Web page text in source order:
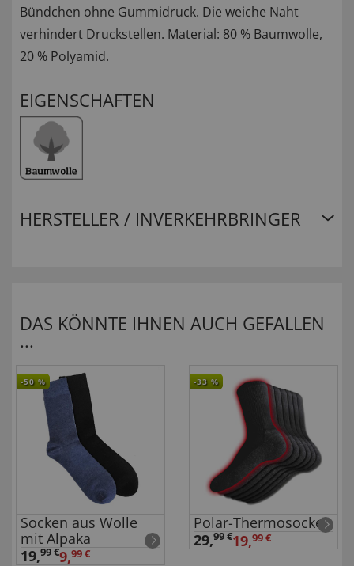
Bündchen ohne Gummidruck. Die weiche Naht
verhindert Druckstellen. Material: 80 % Baumwolle,
20 % Polyamid.
EIGENSCHAFTEN
HERSTELLER / INVERKEHRBRINGER
DAS KÖNNTE IHNEN AUCH GEFALLEN
...
-50 %
Socken aus Wolle
mit Alpaka
19,99 €9,99 €
-33 %
Polar-Thermosocken
29,99 €19,99 €